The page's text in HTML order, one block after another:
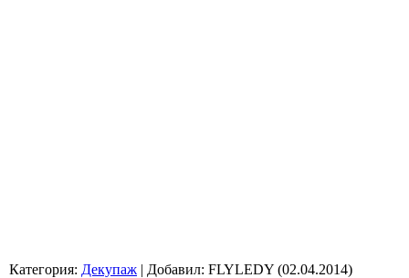
Категория: Декупаж | Добавил: FLYLEDY (02.04.2014)